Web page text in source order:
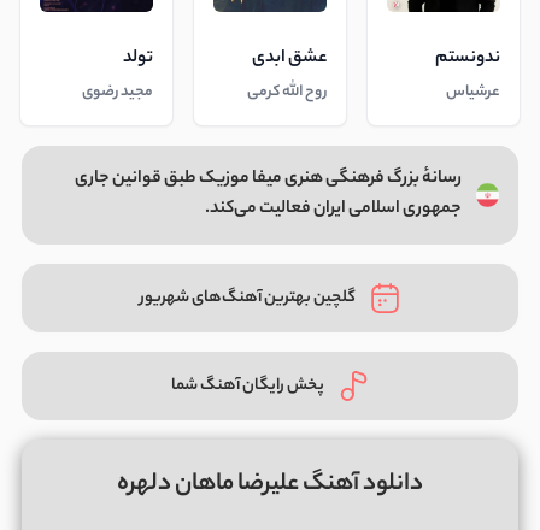
ندونستم
عرشیاس
عشق ابدی
روح الله کرمی
تولد
مجید رضوی
رسانهٔ بزرگ فرهنگی هنری میفا موزیک طبق قوانین جاری
جمهوری اسلامی ایران فعالیت می‌کند.
گلچین بهترین آهنگ‌های شهریور
پخش رایگان آهنگ شما
دانلود آهنگ علیرضا ماهان دلهره